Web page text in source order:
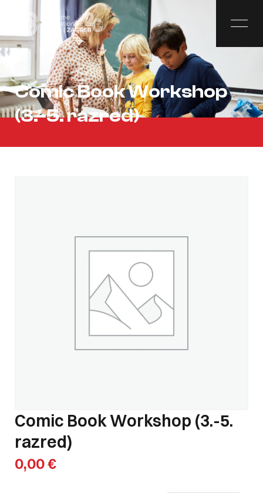
Comic Book Workshop
(3.-5. razred)
Comic Book Workshop (3.-5.
razred)
0,00€